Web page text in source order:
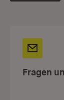
Fragen